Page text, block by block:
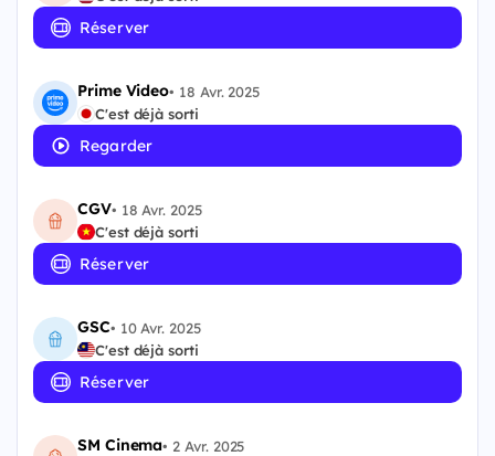
Réserver
Prime Video• 18 Avr. 2025
C'est déjà sorti
Regarder
CGV• 18 Avr. 2025
C'est déjà sorti
Réserver
GSC• 10 Avr. 2025
C'est déjà sorti
Réserver
SM Cinema• 2 Avr. 2025